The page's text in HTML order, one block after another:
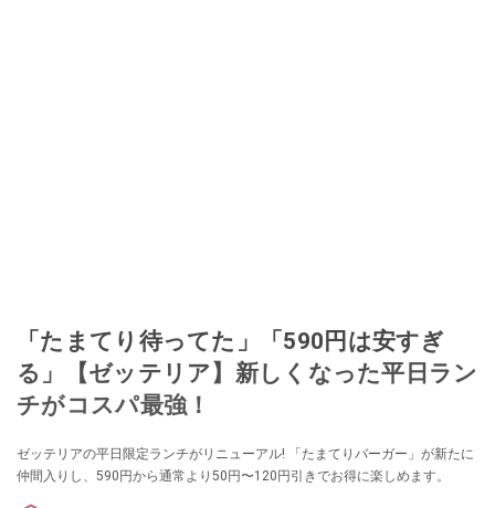
「たまてり待ってた」「590円は安すぎ
る」【ゼッテリア】新しくなった平日ラン
チがコスパ最強！
ゼッテリアの平日限定ランチがリニューアル! 「たまてりバーガー」が新たに
仲間入りし、590円から通常より50円〜120円引きでお得に楽しめます。